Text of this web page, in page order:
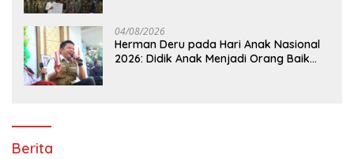
04/08/2026
Herman Deru pada Hari Anak Nasional
2026: Didik Anak Menjadi Orang Baik
Berita